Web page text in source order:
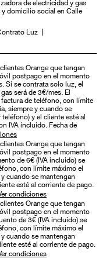
domicilio social en Calle
Luz
Orange que tengan
postpago en el momento
Si se contrata solo luz, el
será de 3€/mes. El
de teléfono, con límite
siempre y cuando se
y el cliente esté al
IVA incluido. Fecha de
Orange que tengan
postpago en el momento
de 6€ (IVA incluido) se
con límite máximo el
cuando se mantengan
esté al corriente de pago.
condiciones
Orange que tengan
postpago en el momento
de 3€ (IVA incluido) se
con límite máximo el
cuando se mantengan
esté al corriente de pago.
condiciones